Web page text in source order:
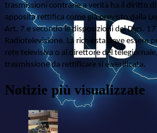
trasmissioni contrarie a verità ha il diritto
apposita rettifica come già previsto dalla
Art. 7 e secondo le disposizioni del Dlgs.
Radiotelevisione. La richiesta deve essere
rete televisiva o al direttore del
trasmissione da rettificare si è verificata.
Notizie più visualizzate